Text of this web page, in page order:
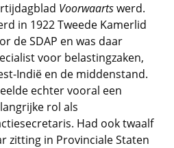
Voorwaartswerd.
in 1922 Tweede Kamerlid
de SDAP en was daar
voor belastingzaken,
Indië en de middenstand.
echter vooral een
rol als
Had ook twaalf
zitting in Provinciale Staten